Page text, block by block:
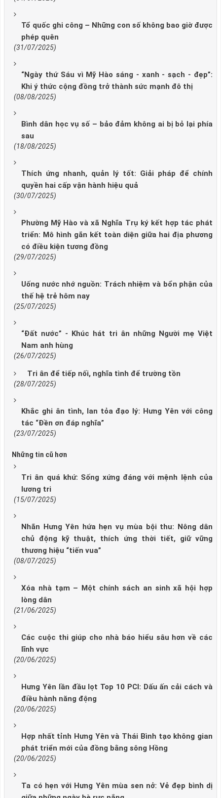
Tổ quốc ghi công – Những con số không bao giờ được
phép quên
(31/07/2025)
“Ngày thứ Sáu vì Mỹ Hào sáng - xanh - sạch - đẹp”:
Khi ý thức cộng đồng trở thành sức mạnh đô thị
(08/08/2025)
Bình dân học vụ số – bảo đảm không ai bị bỏ lại phía
sau
(18/08/2025)
Thích ứng nhanh, quản lý tốt: Giải pháp để chính
quyền hai cấp vận hành hiệu quả
(30/07/2025)
Phường Mỹ Hào và xã Nghĩa Trụ ký kết hợp tác phát
triển: Mô hình gắn kết toàn diện giữa hai địa phương
có điều kiện tương đồng
(29/07/2025)
Uống nước nhớ nguồn: Trách nhiệm và bổn phận của
thế hệ trẻ hôm nay
(25/07/2025)
“Đất nước” - Khúc hát tri ân những Người mẹ Việt
Nam anh hùng
(26/07/2025)
Tri ân để tiếp nối, nghĩa tình để trường tồn
(28/07/2025)
Khắc ghi ân tình, lan tỏa đạo lý: Hưng Yên với công
tác “Đền ơn đáp nghĩa”
(23/07/2025)
Những tin cũ hơn
Tri ân quá khứ: Sống xứng đáng với mệnh lệnh của
lương tri
(15/07/2025)
Nhãn Hưng Yên hứa hẹn vụ mùa bội thu: Nông dân
chủ động kỹ thuật, thích ứng thời tiết, giữ vững
thương hiệu “tiến vua”
(08/07/2025)
Xóa nhà tạm – Một chính sách an sinh xã hội hợp
lòng dân
(21/06/2025)
Các cuộc thi giúp cho nhà báo hiểu sâu hơn về các
lĩnh vực
(20/06/2025)
Hưng Yên lần đầu lọt Top 10 PCI: Dấu ấn cải cách và
điều hành năng động
(20/06/2025)
Hợp nhất tỉnh Hưng Yên và Thái Bình tạo không gian
phát triển mới của đồng bằng sông Hồng
(20/06/2025)
Ta có hẹn với Hưng Yên mùa sen nở: Vẻ đẹp bình dị